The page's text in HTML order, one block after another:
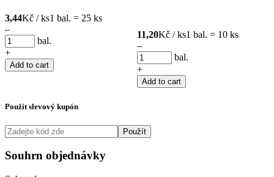
3,44Kč / ks1 bal. = 25 ks
–
bal.
+
Add to cart
11,20Kč / ks1 bal. = 10 ks
–
bal.
+
Add to cart
Použít slevový kupón
Použít
Souhrn objednávky